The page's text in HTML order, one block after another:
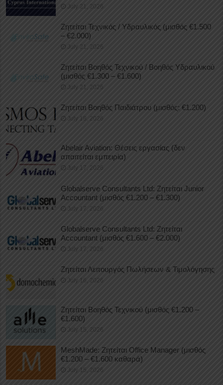
July 21, 2026
Ζητείται Τεχνικός / Υδραυλικός (μισθός €1.500
– €2.000)
July 21, 2026
Ζητείται Βοηθός Τεχνικού / Βοηθός Υδραυλικού
(μισθός €1.300 – €1.600)
July 21, 2026
Ζητείται Βοηθός Παιδιάτρου (μισθός: €1.200)
July 18, 2026
Abelair Aviation: Θέσεις εργασίας (δεν
απαιτείται εμπειρία)
July 17, 2026
Globalserve Consultants Ltd: Ζητείται Junior
Accountant (μισθός €1.200 – €1.300)
July 17, 2026
Globalserve Consultants Ltd: Ζητείται
Accountant (μισθός €1.600 – €2.000)
July 17, 2026
Ζητείται Λειτουργός Πωλήσεων & Τιμολόγησης
July 16, 2026
Ζητείται Βοηθός Τεχνικού (μισθός €1.200 –
€1.600)
July 15, 2026
MeshMade: Ζητείται Office Manager (μισθός
€1.200 – €1.600 καθαρά)
July 15, 2026